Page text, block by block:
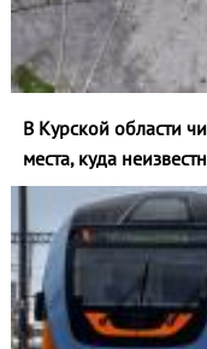
В Курской области
места, куда